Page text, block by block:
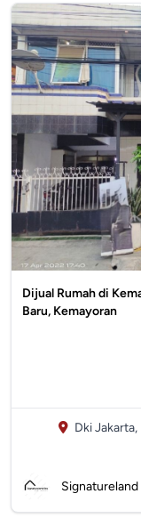
Dijual Rumah di
Baru, Kemayoran
Dki Jakarta,
Signatureland